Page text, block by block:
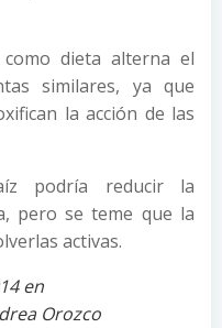
dieta alterna el
similares, ya que
la acción de las
podría reducir la
pero se teme que la
activas.
en
Orozco